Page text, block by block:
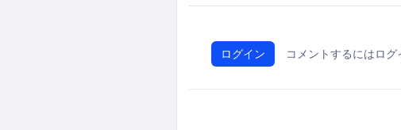
ログイン コメントするにはログ